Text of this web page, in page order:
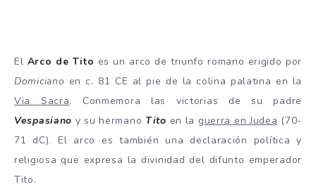
El Arco de Tito es un arco de triunfo romano erigido por
Domiciano en c. 81 CE al pie de la colina palatina en la
Via Sacra. Conmemora las victorias de su padre
Vespasiano y su hermano Tito en la guerra en Judea (70-
71 dC). El arco es también una declaración política y
religiosa que expresa la divinidad del difunto emperador
Tito.